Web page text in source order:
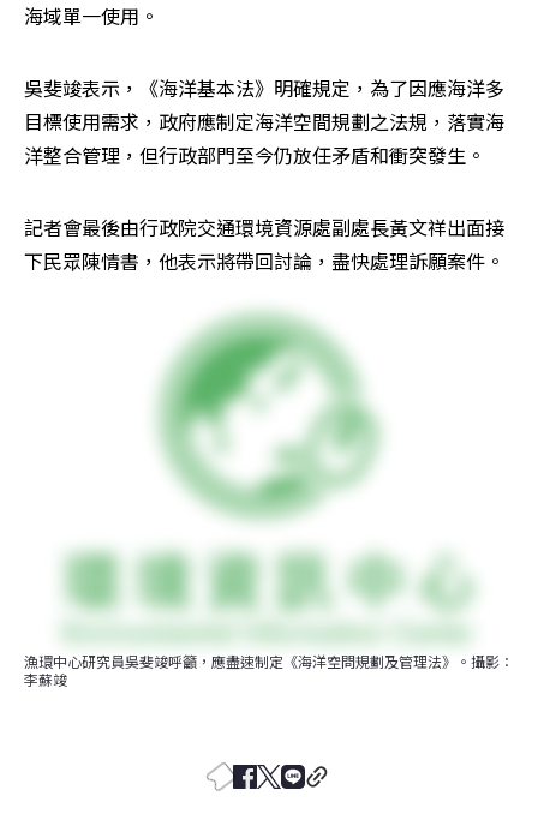
海域單一使用。
吳斐竣表示，《海洋基本法》明確規定，為了因應海洋多
目標使用需求，政府應制定海洋空間規劃之法規，落實海
洋整合管理，但行政部門至今仍放任矛盾和衝突發生。
記者會最後由行政院交通環境資源處副處長黃文祥出面接
下民眾陳情書，他表示將帶回討論，盡快處理訴願案件。
漁環中心研究員吳斐竣呼籲，應盡速制定《海洋空問規劃及管理法》。攝影：
李蘇竣